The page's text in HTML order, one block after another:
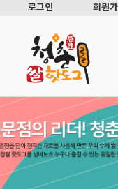
로그인 회원